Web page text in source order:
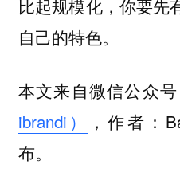
比起规模化，你要先
自己的特色。
本文来自微信公众号
ibrandi）
，作者：
布。